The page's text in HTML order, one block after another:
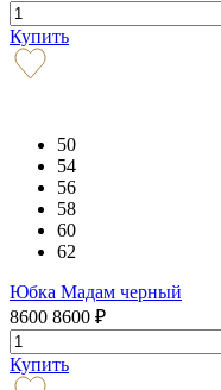
Купить
50
54
56
58
60
62
Юбка Мадам черный
8600 8600 ₽
Купить